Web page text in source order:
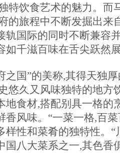
特饮食艺术的魅力。而
的旅程中不断发掘出来
轨国际的同时不断兼容
如千滋百味在舌尖跃然
之国”的美称,其得天独
悠久又风味独特的地方
地食材,搭配别具一格的
香风味。“一菜一格,百
样性和菜肴的独特性。“
国八大菜系之一,其色香